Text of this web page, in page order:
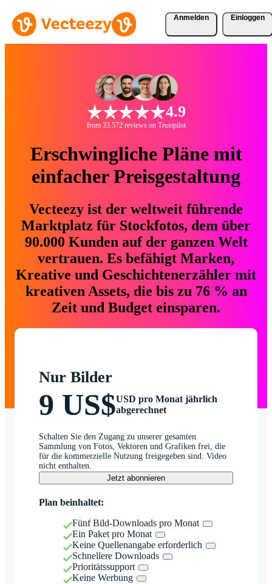
Anmelden Einloggen
4.9
from 33.572 reviews on Trustpilot
Erschwingliche Pläne mit
einfacher Preisgestaltung
Vecteezy ist der weltweit führende
Marktplatz für Stockfotos, dem über
90.000 Kunden auf der ganzen Welt
vertrauen. Es befähigt Marken,
Kreative und Geschichtenerzähler mit
kreativen Assets, die bis zu 76 % an
Zeit und Budget einsparen.
Nur Bilder
9 US$USD pro Monat jährlich
abgerechnet
Schalten Sie den Zugang zu unserer gesamten
Sammlung von Fotos, Vektoren und Grafiken frei, die
für die kommerzielle Nutzung freigegeben sind. Video
nicht enthalten.
Jetzt abonnieren
Plan beinhaltet:
Fünf Bild-Downloads pro Monat
Ein Paket pro Monat
Keine Quellenangabe erforderlich
Schnellere Downloads
Prioritätssupport
Keine Werbung